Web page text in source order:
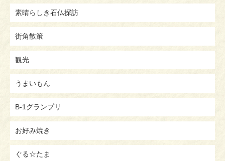
素晴らしき石仏探訪
街角散策
観光
うまいもん
B-1グランプリ
お好み焼き
ぐる☆たま